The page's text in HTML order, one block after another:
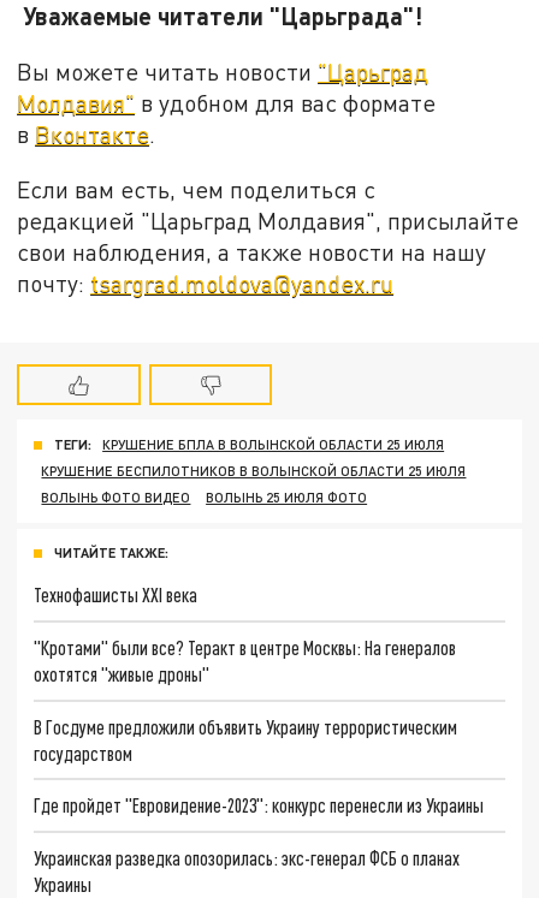
Уважаемые читатели "Царьграда"!
Вы можете читать новости "Царьград
Молдавия" в удобном для вас формате
в Вконтакте.
Если вам есть, чем поделиться с
редакцией "Царьград Молдавия", присылайте
свои наблюдения, а также новости на нашу
почту: tsargrad.moldova@yandex.ru
ТЕГИ:
КРУШЕНИЕ БПЛА В ВОЛЫНСКОЙ ОБЛАСТИ 25 ИЮЛЯ
КРУШЕНИЕ БЕСПИЛОТНИКОВ В ВОЛЫНСКОЙ ОБЛАСТИ 25 ИЮЛЯ
ВОЛЫНЬ ФОТО ВИДЕО
ВОЛЫНЬ 25 ИЮЛЯ ФОТО
ЧИТАЙТЕ ТАКЖЕ:
Технофашисты XXI века
"Кротами" были все? Теракт в центре Москвы: На генералов
охотятся "живые дроны"
В Госдуме предложили объявить Украину террористическим
государством
Где пройдет "Евровидение-2023": конкурс перенесли из Украины
Украинская разведка опозорилась: экс-генерал ФСБ о планах
Украины